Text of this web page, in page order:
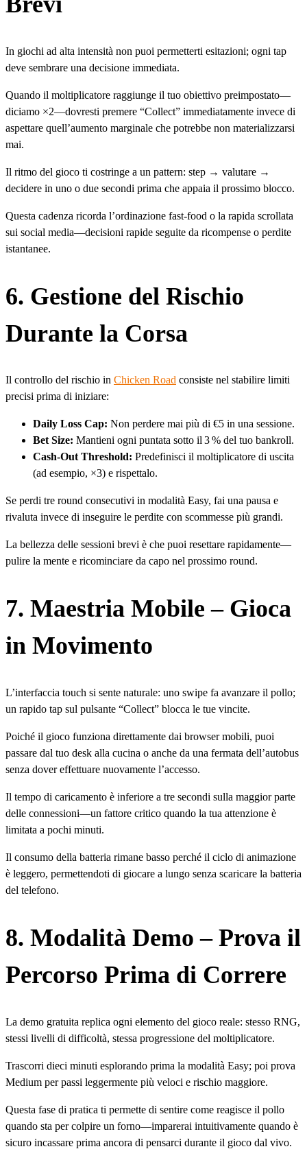
In giochi ad alta intensità non puoi permetterti esitazioni; ogni tap
deve sembrare una decisione immediata.
Quando il moltiplicatore raggiunge il tuo obiettivo preimpostato—
diciamo ×2—dovresti premere “Collect” immediatamente invece di
aspettare quell’aumento marginale che potrebbe non materializzarsi
mai.
Il ritmo del gioco ti costringe a un pattern: step → valutare →
decidere in uno o due secondi prima che appaia il prossimo blocco.
Questa cadenza ricorda l’ordinazione fast-food o la rapida scrollata
sui social media—decisioni rapide seguite da ricompense o perdite
istantanee.
6. Gestione del Rischio
Durante la Corsa
Il controllo del rischio in Chicken Road consiste nel stabilire limiti
precisi prima di iniziare:
Daily Loss Cap: Non perdere mai più di €5 in una sessione.
Bet Size: Mantieni ogni puntata sotto il 3 % del tuo bankroll.
Cash‑Out Threshold: Predefinisci il moltiplicatore di uscita
(ad esempio, ×3) e rispettalo.
Se perdi tre round consecutivi in modalità Easy, fai una pausa e
rivaluta invece di inseguire le perdite con scommesse più grandi.
La bellezza delle sessioni brevi è che puoi resettare rapidamente—
pulire la mente e ricominciare da capo nel prossimo round.
7. Maestria Mobile – Gioca
in Movimento
L’interfaccia touch si sente naturale: uno swipe fa avanzare il pollo;
un rapido tap sul pulsante “Collect” blocca le tue vincite.
Poiché il gioco funziona direttamente dai browser mobili, puoi
passare dal tuo desk alla cucina o anche da una fermata dell’autobus
senza dover effettuare nuovamente l’accesso.
Il tempo di caricamento è inferiore a tre secondi sulla maggior parte
delle connessioni—un fattore critico quando la tua attenzione è
limitata a pochi minuti.
Il consumo della batteria rimane basso perché il ciclo di animazione
è leggero, permettendoti di giocare a lungo senza scaricare la batteria
del telefono.
8. Modalità Demo – Prova il
Percorso Prima di Correre
La demo gratuita replica ogni elemento del gioco reale: stesso RNG,
stessi livelli di difficoltà, stessa progressione del moltiplicatore.
Trascorri dieci minuti esplorando prima la modalità Easy; poi prova
Medium per passi leggermente più veloci e rischio maggiore.
Questa fase di pratica ti permette di sentire come reagisce il pollo
quando sta per colpire un forno—imparerai intuitivamente quando è
sicuro incassare prima ancora di pensarci durante il gioco dal vivo.